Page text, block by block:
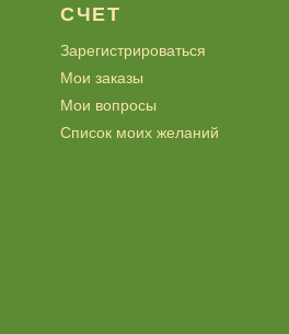
СЧЕТ
Зарегистрироваться
Мои заказы
Мои вопросы
Список моих желаний